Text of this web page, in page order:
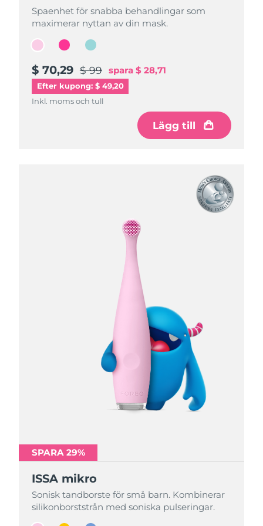
Spaenhet för snabba behandlingar som
maximerar nyttan av din mask.
$ 70,29 $ 99 spara $ 28,71
Efter kupong: $ 49,20
Inkl. moms och tull
Lägg till
Spaenhet för snabba behandlingar som
maximerar nyttan av din mask.
$ 70,29 $ 99 spara $ 28,71
Inkl. moms och tull
Lägg till
Spaenhet för snabba behandlingar som
maximerar nyttan av din mask.
$ 70,29 $ 99 spara $ 28,71
Inkl. moms och tull
Lägg till
SPARA 29%
ISSA mikro
Sonisk tandborste för små barn. Kombinerar
silikonborststrån med soniska pulseringar.
SPARA 29%
ISSA mikro
Sonisk tandborste för små barn. Kombinerar
silikonborststrån med soniska pulseringar.
SPARA 29%
ISSA mikro
Sonisk tandborste för små barn. Kombinerar
silikonborststrån med soniska pulseringar.